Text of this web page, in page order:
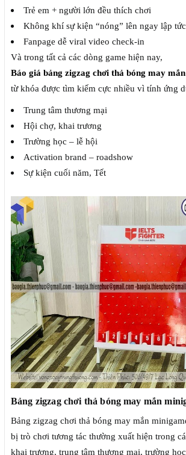
Trẻ em + người lớn đều thích chơi
Không khí sự kiện “nóng” lên ngay lập tức
Fanpage dễ viral video check-in
Và trong tất cả các dòng game hiện nay,
Báo giá bảng zigzag chơi thả bóng may
từ khóa được tìm kiếm cực nhiều vì tính ứng
Trung tâm thương mại
Hội chợ, khai trương
Trường học – lễ hội
Activation brand – roadshow
Sự kiện cuối năm, Tết
Bảng zigzag chơi thả bóng may mắn
Bảng zigzag chơi thả bóng may mắn
bị trò chơi tương tác thường xuất hiện trong
khai trương, trung tâm thương mại, trường